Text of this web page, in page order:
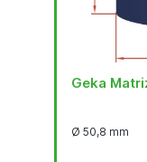
Geka
Ø 50,8 mm